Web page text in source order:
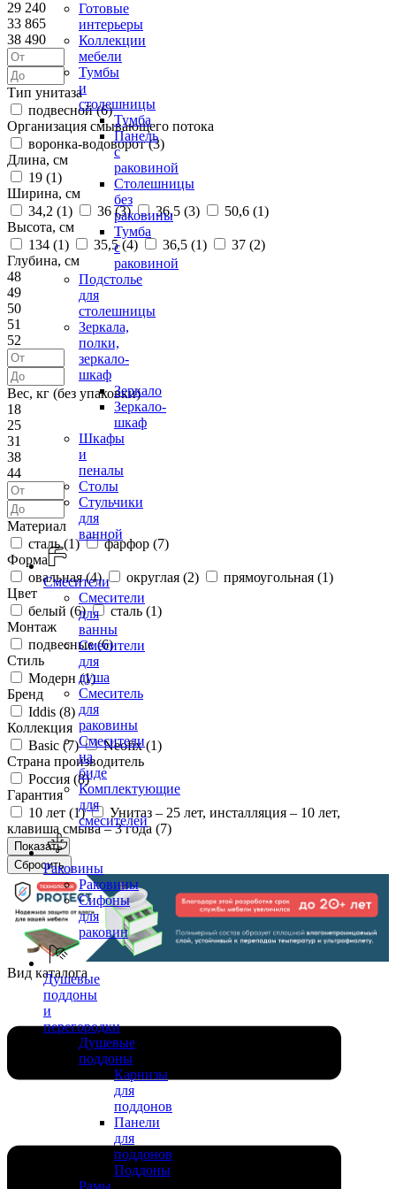
Готовые
интерьеры
Коллекции
мебели
Тумбы
и
столешницы
Тумба
Панель
с
раковиной
Столешницы
без
раковины
Тумба
с
раковиной
Подстолье
для
столешницы
Зеркала,
полки,
зеркало-
шкаф
Зеркало
Зеркало-
шкаф
Шкафы
и
пеналы
Столы
Стульчики
для
ванной
Смесители
Смесители
для
ванны
Смесители
для
душа
Смеситель
для
раковины
Смесители
на
биде
Комплектующие
для
смесителей
Раковины
Раковины
Сифоны
для
раковин
Душевые
поддоны
и
перегородки
Душевые
поддоны
Карнизы
для
поддонов
Панели
для
поддонов
Поддоны
29 240
33 865
38 490
Тип унитаза
подвесной (6)
Организация смывающего потока
воронка-водоворот (3)
Длина, см
19 (1)
Ширина, см
34,2 (1) 36 (3) 36,5 (3) 50,6 (1)
Высота, см
134 (1) 35,5 (4) 36,5 (1) 37 (2)
Глубина, см
48
49
50
51
52
Вес, кг (без упаковки)
18
25
31
38
44
Материал
сталь (1) фарфор (7)
Форма
овальная (4) округлая (2) прямоугольная (1)
Цвет
белый (6) сталь (1)
Монтаж
подвесные (6)
Стиль
Модерн (1)
Бренд
Iddis (8)
Коллекция
Basic (7) Neofix (1)
Страна производитель
Россия (8)
Гарантия
10 лет (1)
Унитаз – 25 лет, инсталляция – 10 лет,
клавиша смыва – 3 года (7)
Вид каталога